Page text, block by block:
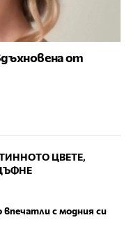
от
ЦВЕТЕ,
с модния си